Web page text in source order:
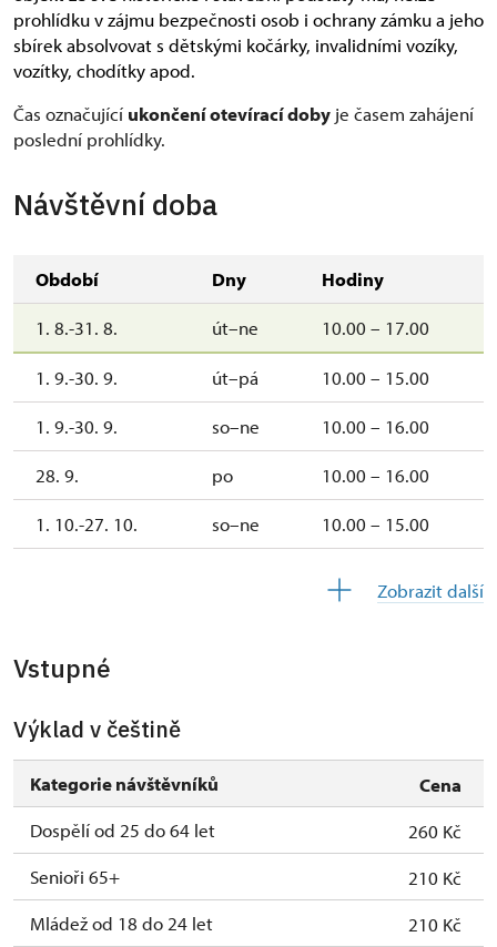
prohlídku v zájmu bezpečnosti osob i ochrany zámku a jeho
sbírek absolvovat s dětskými kočárky, invalidními vozíky,
vozítky, chodítky apod.
Čas označující ukončení otevírací doby je časem zahájení
poslední prohlídky.
Návštěvní doba
Období Dny Hodiny
1. 8.-31. 8. út–ne 10.00 – 17.00
1. 9.-30. 9. út–pá 10.00 – 15.00
1. 9.-30. 9. so–ne 10.00 – 16.00
28. 9. po 10.00 – 16.00
1. 10.-27. 10. so–ne 10.00 – 15.00
10.00 – 15.00
Zobrazit další
Vstupné
Výklad v češtině
Kategorie návštěvníků
Cena
Dospělí od 25 do 64 let
260 Kč
Senioři 65+
210 Kč
Mládež od 18 do 24 let
210 Kč